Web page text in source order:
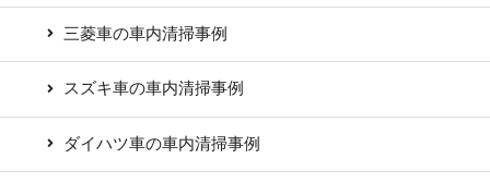
三菱車の車内清掃事例
スズキ車の車内清掃事例
ダイハツ車の車内清掃事例